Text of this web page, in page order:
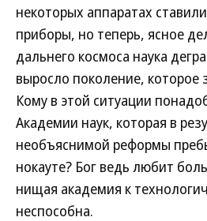
некоторых аппаратах
приборы, но теперь, ясное
дальнего космоса наука
выросло поколение, которое
Кому в этой ситуации
Академии наук, которая в
необъяснимой реформы
нокауте? Бог ведь любит
нищая академия к
неспособна.